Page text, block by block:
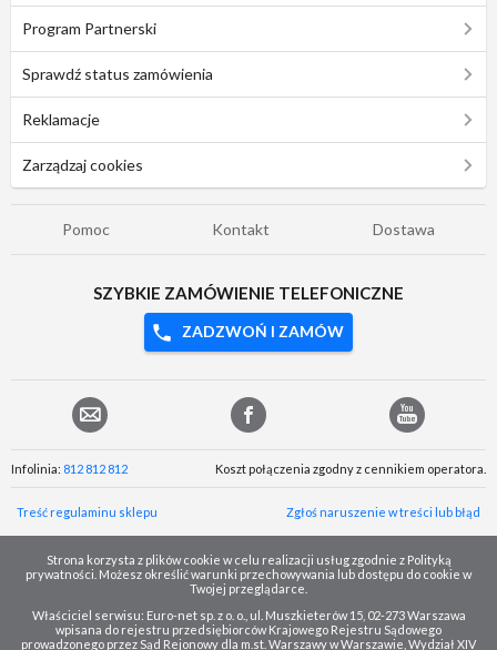
Program Partnerski
Sprawdź status zamówienia
Reklamacje
Zarządzaj cookies
Pomoc Kontakt Dostawa
SZYBKIE ZAMÓWIENIE TELEFONICZNE
ZADZWOŃ I ZAMÓW
Infolinia: 812 812 812 Koszt połączenia zgodny z cennikiem operatora.
Treść regulaminu sklepu Zgłoś naruszenie w treści lub błąd
Strona korzysta z plików cookie w celu realizacji usług zgodnie z Polityką
prywatności. Możesz określić warunki przechowywania lub dostępu do cookie w
Twojej przeglądarce.
Właściciel serwisu: Euro-net sp. z o. o., ul. Muszkieterów 15, 02-273 Warszawa
wpisana do rejestru przedsiębiorców Krajowego Rejestru Sądowego
prowadzonego przez Sąd Rejonowy dla m.st. Warszawy w Warszawie, Wydział XIV